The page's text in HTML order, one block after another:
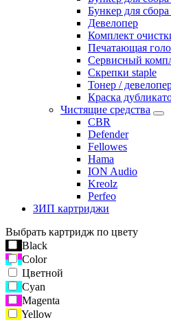
Бункер для
Девелопер
Комплект
Печатающая
Сервисный
Скрепки staple
Тонер /
Краска
Чистящие средства
CBR
Defender
Fellowes
Hama
ION Audio
Kreolz
Perfeo
ЗИП картриджи
Выбрать картридж по цвету
Black
Color
Цветной
Cyan
Magenta
Yellow